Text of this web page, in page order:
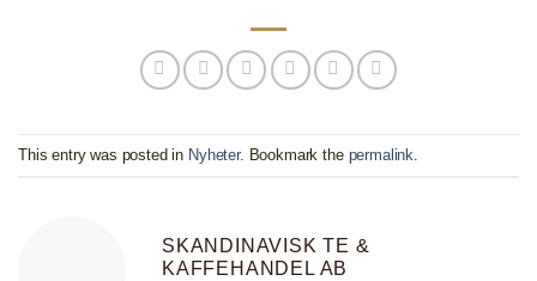
This entry was posted in Nyheter. Bookmark the permalink
SKANDINAVISK TE &
KAFFEHANDEL AB